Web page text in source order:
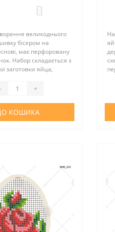
великоднього
бісером на
має перфоровану
Набор складається з
заготовки яйца,
інструкції та
- +
КОШИКА